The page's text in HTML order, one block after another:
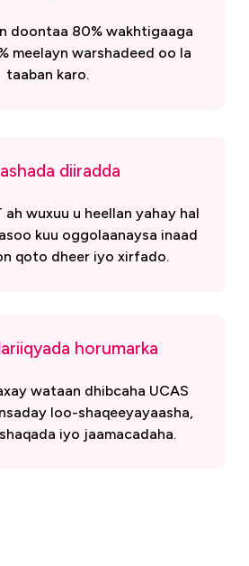
doontaa 80% wakhtigaaga
meelayn warshadeed oo la
taaban karo.
diiradda
wuxuu u heellan yahay hal
kuu oggolaanaysa inaad
qoto dheer iyo xirfado.
horumarka
wataan dhibcaha UCAS
loo-shaqeeyayaasha,
iyo jaamacadaha.